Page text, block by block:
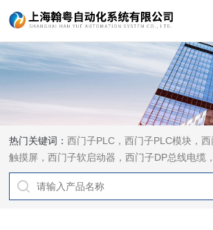
热门关键词：西门子PLC，西门子PLC模块，
触摸屏，西门子软启动器，西门子DP总线电缆
头，西门子CP通讯网卡，西门子数控系统及停